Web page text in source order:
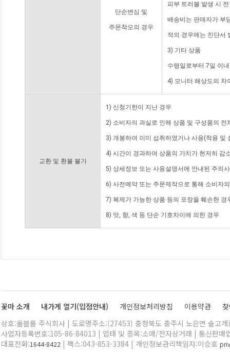
단순변심 및
주문착오의 경우
피부 트러블 발생 시
배송비는 판매자가 부
적의 경우에는 진단서
3) 기타 상품
수령일로부터 7일 이
4) 모니터 해상도의 차
교환 및 환불 불가
1) 신청기한이 지난 경우
2) 소비자의 과실로 인해 상품 및 구성품의
3) 개봉하여 이미 섭취하였거나 사용(착용 및
4) 시간이 경과하여 상품의 가치가 현저히 감
5) 상세정보 또는 사용설명서에 안내된 주의
6) 사전예약 또는 주문제작으로 통해 소비자
7) 복제가 가능한 상품 등의 포장을 훼손한 경
8) 맛, 향, 색 등 단순 기호차이에 의한 경우
꽃마 소개 내가게 열기(입점안내) 개인정보처리방침 이용약관
상호:올블룸 주식회사 | 도로명주소:(27453) 충청북도 충주시 노은면 솔고
사업자등록번호:105-86-84013 | 업태 및 종목:소매/전자상거래 | 통신판매
대표전화:1644-8422 | 팩스:043-853-3384 | 개인정보관리책임자:이승호